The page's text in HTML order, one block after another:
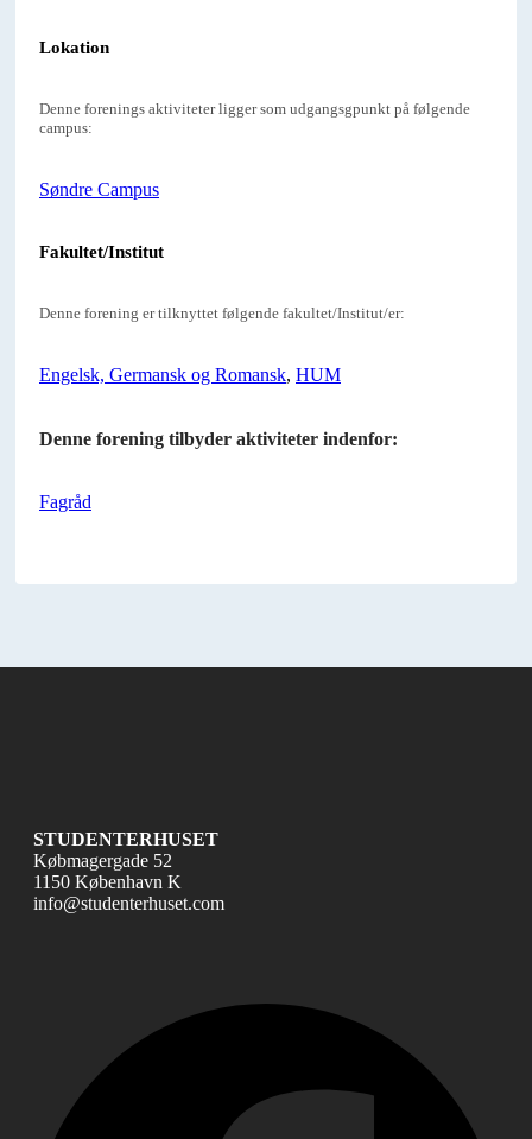
Lokation
Denne forenings aktiviteter ligger som udgangsgpunkt på følgende
campus:
Søndre Campus
Fakultet/Institut
Denne forening er tilknyttet følgende fakultet/Institut/er:
Engelsk, Germansk og Romansk, HUM
Denne forening tilbyder aktiviteter indenfor:
Fagråd
STUDENTERHUSET
Købmagergade 52
1150 København K
info@studenterhuset.com